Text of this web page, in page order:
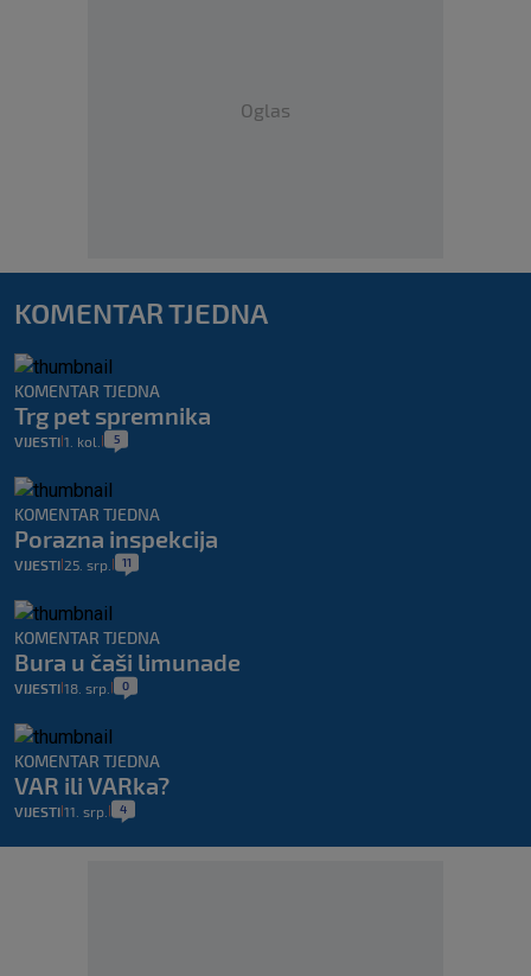
Oglas
KOMENTAR TJEDNA
KOMENTAR TJEDNA
Trg pet spremnika
VIJESTI 1. kol. 5
KOMENTAR TJEDNA
Porazna inspekcija
VIJESTI 25. srp. 11
KOMENTAR TJEDNA
Bura u čaši limunade
VIJESTI 18. srp. 0
KOMENTAR TJEDNA
VAR ili VARka?
VIJESTI 11. srp. 4